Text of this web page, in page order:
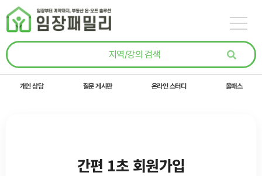
콘텐츠로
건너뛰기
개인 상담 질문 게시판 온라인 스터디 올패스
간편 1초 회원가입